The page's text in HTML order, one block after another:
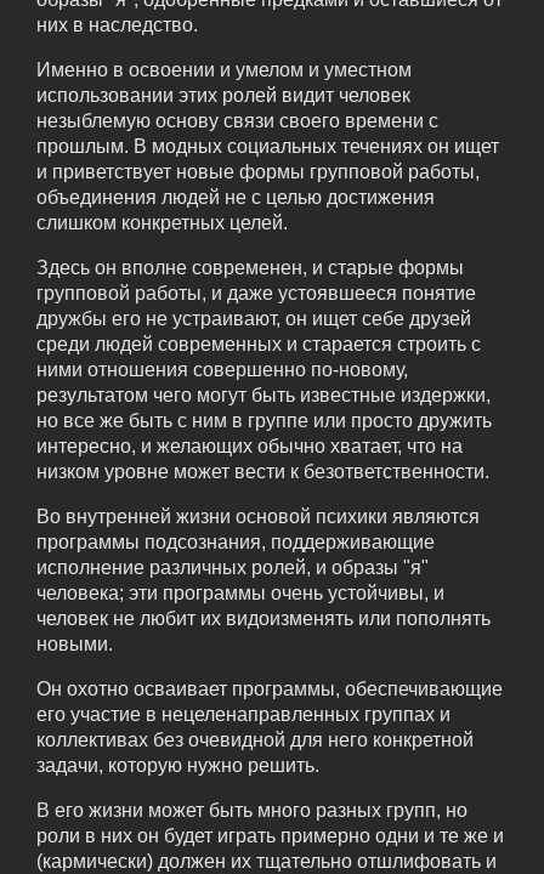
них в наследство.
Именно в освоении и умелом и уместном
использовании этих ролей видит человек
незыблемую основу связи своего времени с
прошлым. В модных социальных течениях он ищет
и приветствует новые формы групповой работы,
объединения людей не с целью достижения
слишком конкретных целей.
Здесь он вполне современен, и старые формы
групповой работы, и даже устоявшееся понятие
дружбы его не устраивают, он ищет себе друзей
среди людей современных и старается строить с
ними отношения совершенно по-новому,
результатом чего могут быть известные издержки,
но все же быть с ним в группе или просто дружить
интересно, и желающих обычно хватает, что на
низком уровне может вести к безответственности.
Во внутренней жизни основой психики являются
программы подсознания, поддерживающие
исполнение различных ролей, и образы "я"
человека; эти программы очень устойчивы, и
человек не любит их видоизменять или пополнять
новыми.
Он охотно осваивает программы, обеспечивающие
его участие в нецеленаправленных группах и
коллективах без очевидной для него конкретной
задачи, которую нужно решить.
В его жизни может быть много разных групп, но
роли в них он будет играть примерно одни и те же и
(кармически) должен их тщательно отшлифовать и